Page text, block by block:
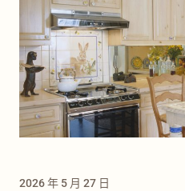
2026 年 5 月 27 日